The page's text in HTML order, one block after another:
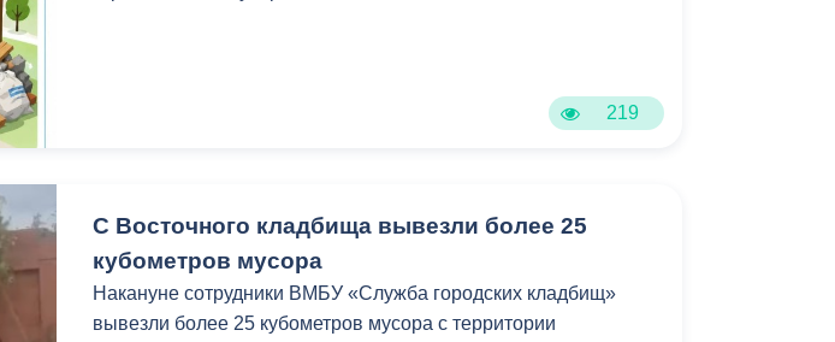
Кадровая политика
Контактная информация
Списки граждан, состоящих на
улучшении жилищных условий по
г. Владикавказ
Бюджет для граждан
Общественное обсуждение
Гражданская оборона в
219
С Восточного кладбища вывезли более 25
кубометров мусора
Накануне сотрудники ВМБУ «Служба городских кладбищ»
вывезли более 25 кубометров мусора с территории